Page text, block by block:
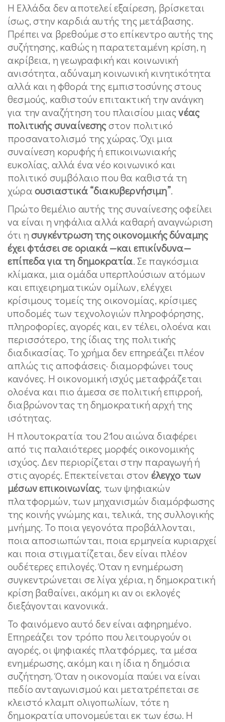
Η Ελλάδα δεν αποτελεί εξαίρεση, βρίσκεται
ίσως, στην καρδιά αυτής της μετάβασης.
Πρέπει να βρεθούμε στο επίκεντρο αυτής της
συζήτησης, καθώς η παρατεταμένη κρίση, η
ακρίβεια, η γεωγραφική και κοινωνική
ανισότητα, αδύναμη κοινωνική κινητικότητα
αλλά και η φθορά της εμπιστοσύνης στους
θεσμούς, καθιστούν επιτακτική την ανάγκη
για την αναζήτηση του πλαισίου μιαςνέας
πολιτικής συναίνεσηςστον πολιτικό
προσανατολισμό της χώρας. Όχι μια
συναίνεση κορυφής ή επικοινωνιακής
ευκολίας, αλλά ένα νέο κοινωνικό και
πολιτικό συμβόλαιο που θα καθιστά τη
χώραουσιαστικά “διακυβερνήσιμη”.
Πρώτο θεμέλιο αυτής της συναίνεσης οφείλει
να είναι η νηφάλια αλλά καθαρή αναγνώριση
ότι ησυγκέντρωση της οικονομικής δύναμης
έχει φτάσει σε οριακά —και επικίνδυνα—
επίπεδα για τη δημοκρατία. Σε παγκόσμια
κλίμακα, μια ομάδα υπερπλούσιων ατόμων
και επιχειρηματικών ομίλων, ελέγχει
κρίσιμους τομείς της οικονομίας, κρίσιμες
υποδομές των τεχνολογιών πληροφόρησης,
πληροφορίες, αγορές και, εν τέλει, ολοένα και
περισσότερο, της ίδιας της πολιτικής
διαδικασίας. Το χρήμα δεν επηρεάζει πλέον
απλώς τις αποφάσεις· διαμορφώνει τους
κανόνες. Η οικονομική ισχύς μεταφράζεται
ολοένα και πιο άμεσα σε πολιτική επιρροή,
διαβρώνοντας τη δημοκρατική αρχή της
ισότητας.
Η πλουτοκρατία του 21ου αιώνα διαφέρει
από τις παλαιότερες μορφές οικονομικής
ισχύος. Δεν περιορίζεται στην παραγωγή ή
στις αγορές. Επεκτείνεται στον έλεγχο των
μέσων επικοινωνίας, των ψηφιακών
πλατφορμών, των μηχανισμών διαμόρφωσης
της κοινής γνώμης και, τελικά, της συλλογικής
μνήμης. Το ποια γεγονότα προβάλλονται,
ποια αποσιωπώνται, ποια ερμηνεία κυριαρχεί
και ποια στιγματίζεται, δεν είναι πλέον
ουδέτερες επιλογές. Όταν η ενημέρωση
συγκεντρώνεται σε λίγα χέρια, η δημοκρατική
κρίση βαθαίνει, ακόμη κι αν οι εκλογές
διεξάγονται κανονικά.
Το φαινόμενο αυτό δεν είναι αφηρημένο.
Επηρεάζει τον τρόπο που λειτουργούν οι
αγορές, οι ψηφιακές πλατφόρμες, τα μέσα
ενημέρωσης, ακόμη και η ίδια η δημόσια
συζήτηση. Όταν η οικονομία παύει να είναι
πεδίο ανταγωνισμού και μετατρέπεται σε
κλειστό κλαμπ ολιγοπωλίων, τότε η
δημοκρατία υπονομεύεται εκ των έσω. Η